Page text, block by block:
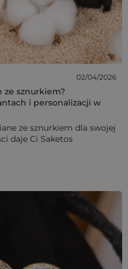
02/04/2026
ze sznurkiem?
i personalizacji w
ze sznurkiem dla swojej
daje Ci Saketos